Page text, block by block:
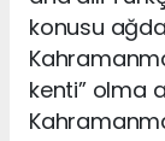
konusu
kenti” olma